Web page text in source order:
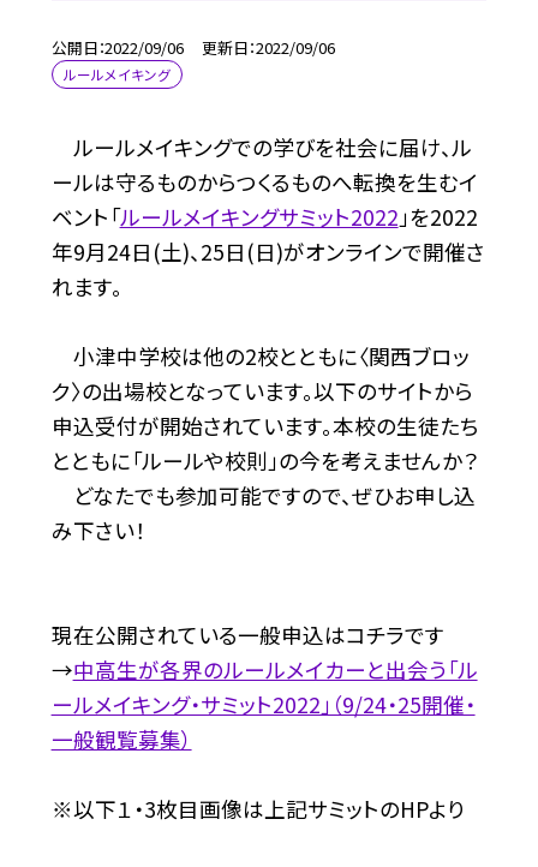
公開日 2022/09/06 更新日 2022/09/06
ルールメイキング
ルールメイキングでの学びを社会に届け、ル
ールは守るものからつくるものへ転換を生むイ
ベント「ルールメイキングサミット2022」を2022
年9月24日(土)、25日(日)がオンラインで開催さ
れます。
小津中学校は他の2校とともに〈関西ブロッ
ク〉の出場校となっています。以下のサイトから
申込受付が開始されています。本校の生徒たち
とともに「ルールや校則」の今を考えませんか？
どなたでも参加可能ですので、ぜひお申し込
み下さい！
現在公開されている一般申込はコチラです
→中高生が各界のルールメイカーと出会う「ル
ールメイキング・サミット2022」（9/24・25開催・
一般観覧募集）
※以下１・3枚目画像は上記サミットのHPより